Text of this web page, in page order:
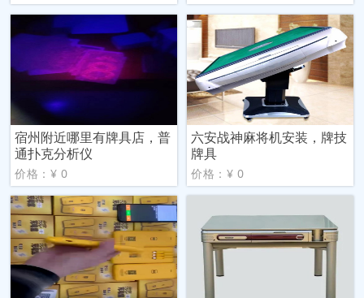
宿州附近哪里有牌具店，普
通扑克分析仪
价格：¥ 0
六安战神麻将机安装，牌技
牌具
价格：¥ 0